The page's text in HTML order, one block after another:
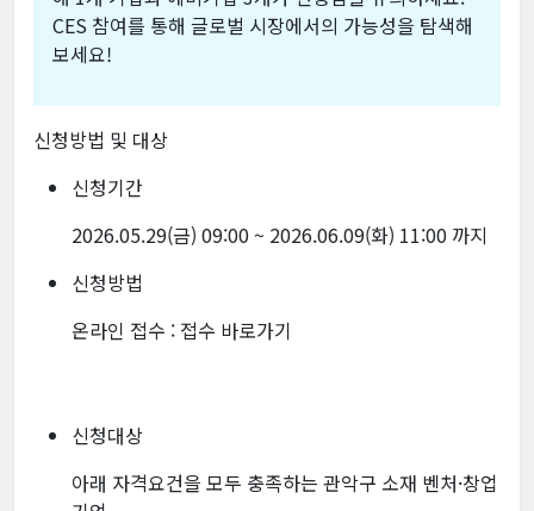
CES 참여를 통해 글로벌 시장에서의 가능성을 탐색해
보세요!
신청방법 및 대상
신청기간
2026.05.29(금) 09:00 ~ 2026.06.09(화) 11:00 까지
신청방법
온라인 접수 : 접수 바로가기
신청대상
아래 자격요건을 모두 충족하는 관악구 소재 벤처·창업